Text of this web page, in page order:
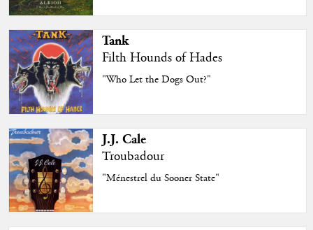
Tank
Filth Hounds of Hades
"Who Let the Dogs Out?"
J.J. Cale
Troubadour
"Ménestrel du Sooner State"